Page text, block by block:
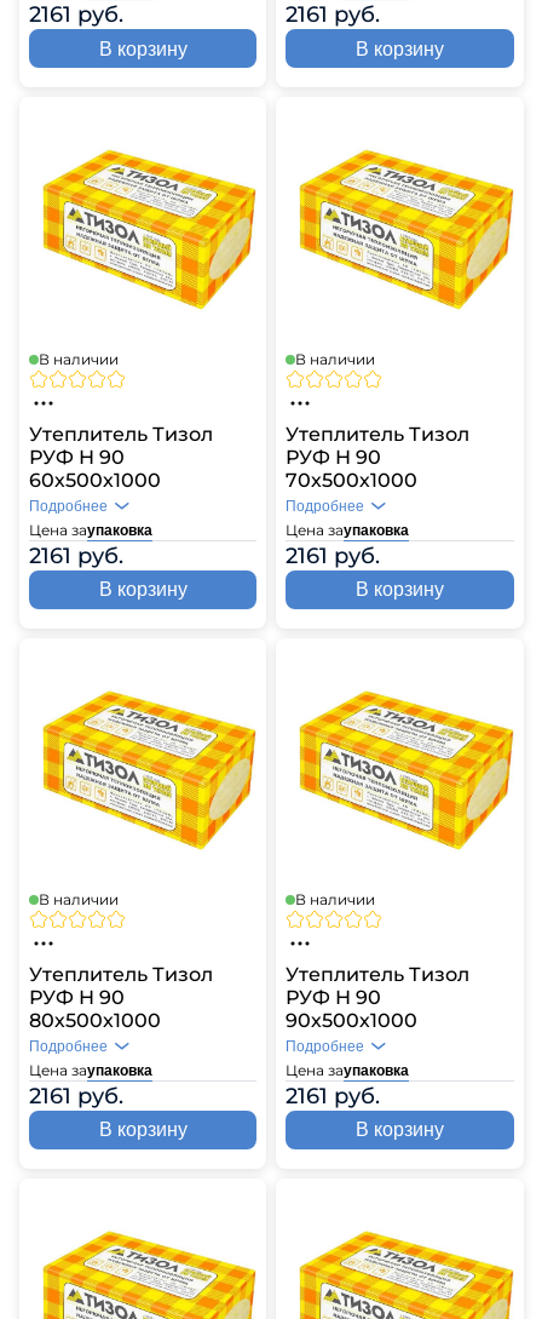
2161 руб.
В корзину
2161 руб.
В корзину
В наличии
Утеплитель Тизол
РУФ Н 90
60х500х1000
Цена заупаковка
2161 руб.
Подробнее
В корзину
В наличии
Утеплитель Тизол
РУФ Н 90
70х500х1000
Цена заупаковка
2161 руб.
Подробнее
В корзину
В наличии
Утеплитель Тизол
РУФ Н 90
80х500х1000
Цена заупаковка
2161 руб.
Подробнее
В корзину
В наличии
Утеплитель Тизол
РУФ Н 90
90х500х1000
Цена заупаковка
2161 руб.
Подробнее
В корзину